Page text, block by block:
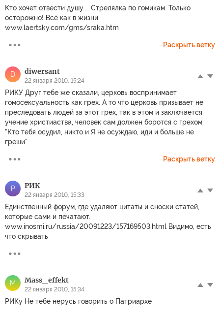
Кто хочет отвести душу.... Стрелялка по гомикам. Только
осторожно! Всё как в жизни.
www.laertsky.com/gms/sraka.htm
Раскрыть ветку
D diwersant
22 января 2010, 15:24
РИКУ Друг тебе же сказали, церковь воспринимает
гомосексуальность как грех. А то что церковь призывает не
преследовать людей за этот грех, так в этом и заключается
учение христиаства, человек сам должен боротся с грехом.
"Кто тебя осудил, никто и Я не осуждаю, иди и больше не
греши"
Раскрыть ветку
Р РИК
22 января 2010, 15:33
Единственный форум, где удаляют цитаты и сноски статей,
которые сами и печатают.
www.inosmi.ru/russia/20091223/157169503.html Видимо, есть
что скрывать
M Mass_effekt
22 января 2010, 15:34
РИКy Не тебе нерусь говорить о Патриархе